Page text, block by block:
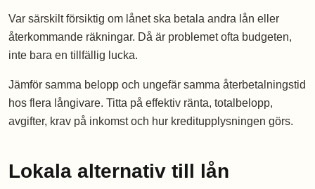
Var särskilt försiktig om lånet ska betala andra lån eller
återkommande räkningar. Då är problemet ofta budgeten,
inte bara en tillfällig lucka.
Jämför samma belopp och ungefär samma återbetalningstid
hos flera långivare. Titta på effektiv ränta, totalbelopp,
avgifter, krav på inkomst och hur kreditupplysningen görs.
Lokala alternativ till lån